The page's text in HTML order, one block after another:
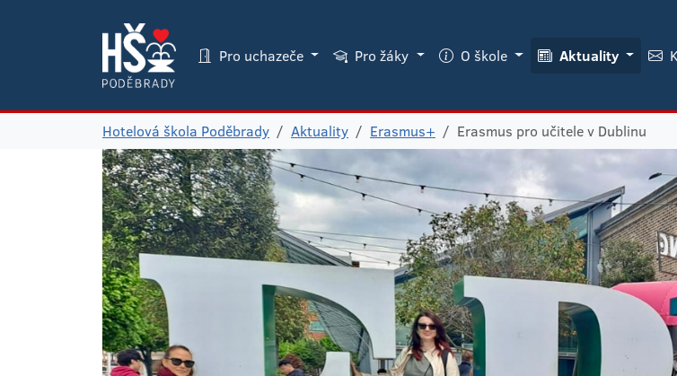
Pro uchazeče Pro žáky O škole Aktuality
Hotelová škola Poděbrady Aktuality Erasmus+ Erasmus pro učitele v Dublinu